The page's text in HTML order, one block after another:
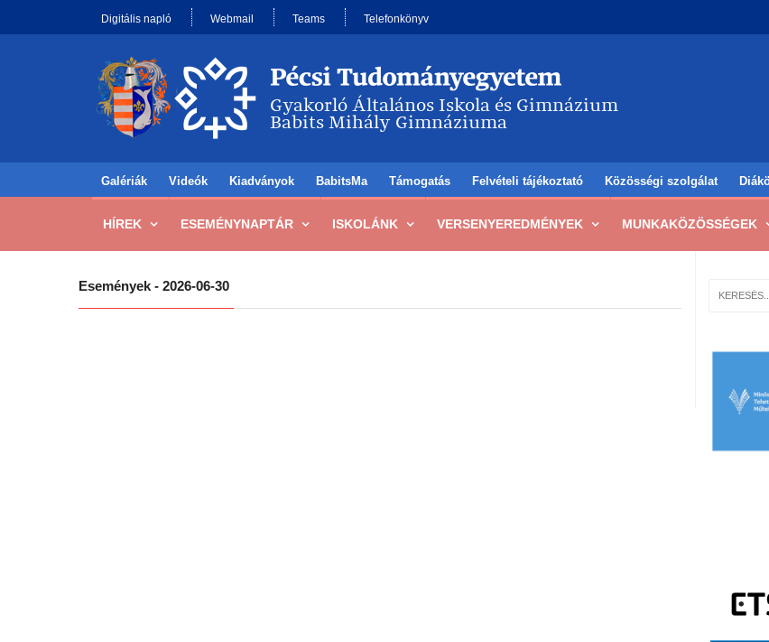
Digitális napló Webmail Teams Telefonkönyv
Galériák Videók Kiadványok BabitsMa Támogatás Felvételi tájékoztató Közösségi szolgálat
HÍREK ESEMÉNYNAPTÁR ISKOLÁNK VERSENYEREDMÉNYEK MUNKAKÖZÖSSÉGEK
Események - 2026-06-30